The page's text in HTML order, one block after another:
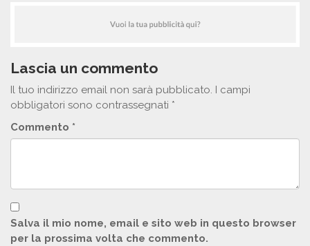
Lascia un commento
Il tuo indirizzo email non sarà pubblicato. I campi
obbligatori sono contrassegnati *
Commento *
Salva il mio nome, email e sito web in questo browser
per la prossima volta che commento.